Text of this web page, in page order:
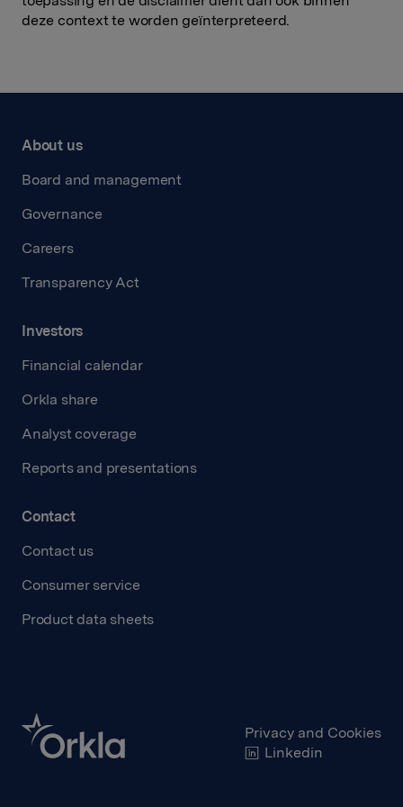
deze context te worden geïnterpreteerd.
About us
Board and management
Governance
Careers
Transparency Act
Investors
Financial calendar
Orkla share
Analyst coverage
Reports and presentations
Contact
Contact us
Consumer service
Product data sheets
Privacy and Cookies
Linkedin